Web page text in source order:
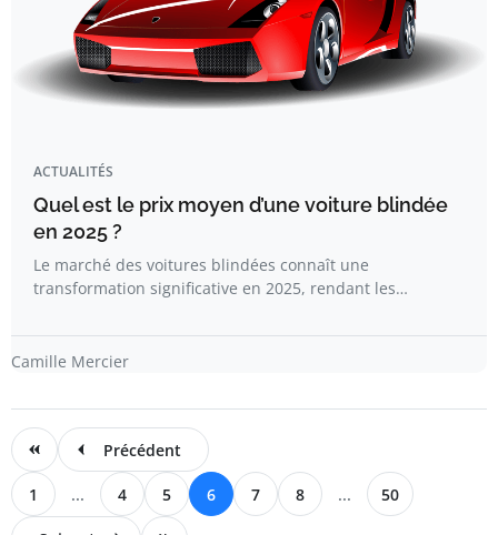
ACTUALITÉS
Quel est le prix moyen d’une voiture blindée
en 2025 ?
Le marché des voitures blindées connaît une
transformation significative en 2025, rendant les…
Camille Mercier
Précédent
1 ... 4 5 6 7 8 ... 50